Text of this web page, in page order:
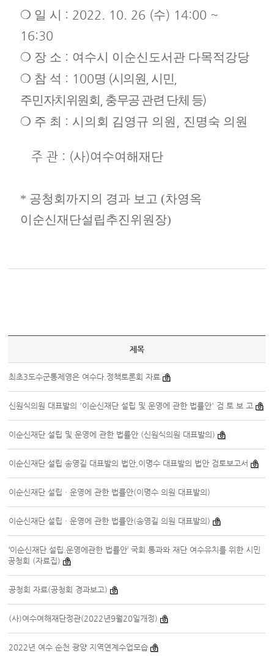
❍ 일 시 : 2022. 10. 26 (수) 14:00 ~
16:30
❍ 장 소 : 여수시 이순신도서관 다목적강당
❍ 참 석 : 100명 (시의원 시민
주민자치위원회 충무공 관련 단체 등)
❍ 주 최 : 시의회 김영규 의원 진명숙 의원
주 관 : (사)여수여해재단
* 공청회까지의 경과 보고 (차영옥
이순신재단설립추진위원장)
제목
최초3도수군통제영은 여수다.정책토론회 자료
신원식의원 대표발의 '이순신재단 설립 및 운영에 관한 법률안' 검 토 보 고
이순신재단 설립 및 운영에 관한 법률안 (신원식의원 대표발의)
이순신재단 설립 송영길 대표발의 법안,이명수 대표발의 법안 검토보고서
이순신재단 설립ㆍ운영에 관한 법률안(이명수 의원 대표발의)
이순신재단 설립ㆍ운영에 관한 법률안(송영길 의원 대표발의)
‘이순신재단 설립.운영에관한 법률안’ 국회 통과와 재단 여수유치를 위한 시민
공청회 (자료집)
공청회 자료(공청회 경과보고)
(사)여수여해재단정관(2022년9월20일개정)
2022년 여수 순천 광양 지역연계수업모습